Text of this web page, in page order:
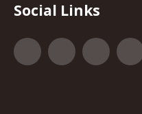
Social Links
FacebookGoogle+500px